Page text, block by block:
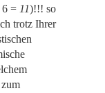
6 = 11)!!! so
trotz Ihrer